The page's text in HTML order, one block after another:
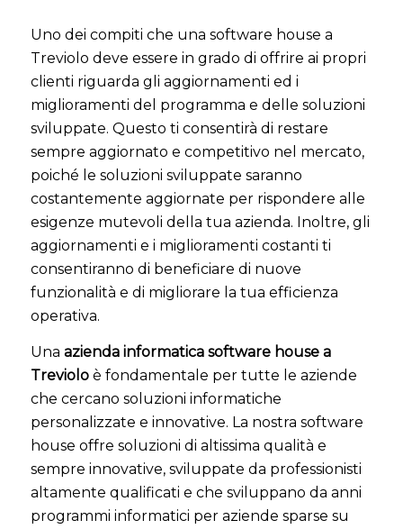
Uno dei compiti che una software house a
Treviolo deve essere in grado di offrire ai propri
clienti riguarda gli aggiornamenti ed i
miglioramenti del programma e delle soluzioni
sviluppate. Questo ti consentirà di restare
sempre aggiornato e competitivo nel mercato,
poiché le soluzioni sviluppate saranno
costantemente aggiornate per rispondere alle
esigenze mutevoli della tua azienda. Inoltre, gli
aggiornamenti e i miglioramenti costanti ti
consentiranno di beneficiare di nuove
funzionalità e di migliorare la tua efficienza
operativa.
Una azienda informatica software house a
Trevioloè fondamentale per tutte le aziende
che cercano soluzioni informatiche
personalizzate e innovative. La nostra software
house offre soluzioni di altissima qualità e
sempre innovative, sviluppate da professionisti
altamente qualificati e che sviluppano da anni
programmi informatici per aziende sparse su